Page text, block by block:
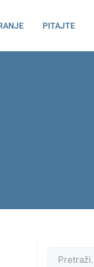
PITAJTE
Претрага